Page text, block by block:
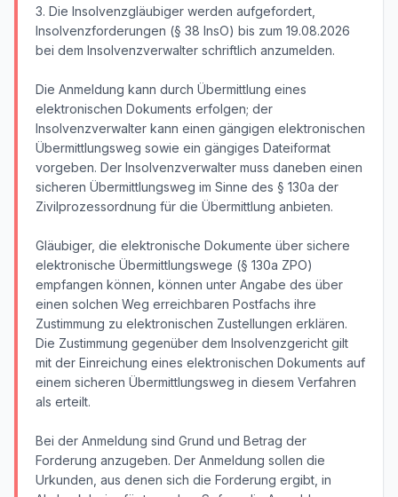
3. Die Insolvenzgläubiger werden aufgefordert,
Insolvenzforderungen (§ 38 InsO) bis zum 19.08.2026
bei dem Insolvenzverwalter schriftlich anzumelden.
Die Anmeldung kann durch Übermittlung eines
elektronischen Dokuments erfolgen; der
Insolvenzverwalter kann einen gängigen elektronischen
Übermittlungsweg sowie ein gängiges Dateiformat
vorgeben. Der Insolvenzverwalter muss daneben einen
sicheren Übermittlungsweg im Sinne des § 130a der
Zivilprozessordnung für die Übermittlung anbieten.
Gläubiger, die elektronische Dokumente über sichere
elektronische Übermittlungswege (§ 130a ZPO)
empfangen können, können unter Angabe des über
einen solchen Weg erreichbaren Postfachs ihre
Zustimmung zu elektronischen Zustellungen erklären.
Die Zustimmung gegenüber dem Insolvenzgericht gilt
mit der Einreichung eines elektronischen Dokuments auf
einem sicheren Übermittlungsweg in diesem Verfahren
als erteilt.
Bei der Anmeldung sind Grund und Betrag der
Forderung anzugeben. Der Anmeldung sollen die
Urkunden, aus denen sich die Forderung ergibt, in